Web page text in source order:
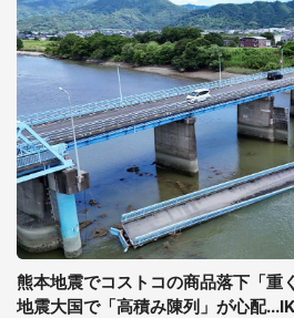
熊本地震でコストコの商品落下「重
地震大国で「高積み陳列」が心配